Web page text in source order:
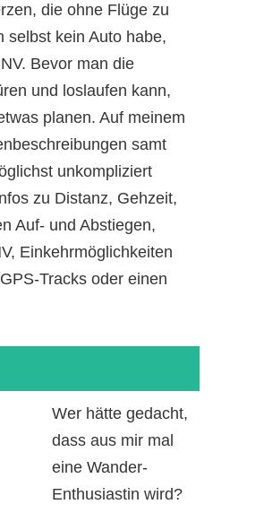
die ohne Flüge zu
selbst kein Auto habe,
Bevor man die
und loslaufen kann,
planen. Auf meinem
samt
unkompliziert
zu Distanz, Gehzeit,
Auf- und Abstiegen,
Einkehrmöglichkeiten
Tracks oder einen
Wer hätte gedacht,
dass aus mir mal
eine Wander-
Enthusiastin wird?